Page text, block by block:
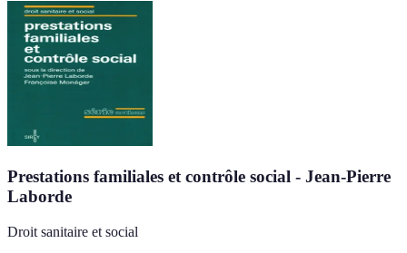
Prestations familiales et contrôle social - Jean-Pierre
Laborde
Droit sanitaire et social